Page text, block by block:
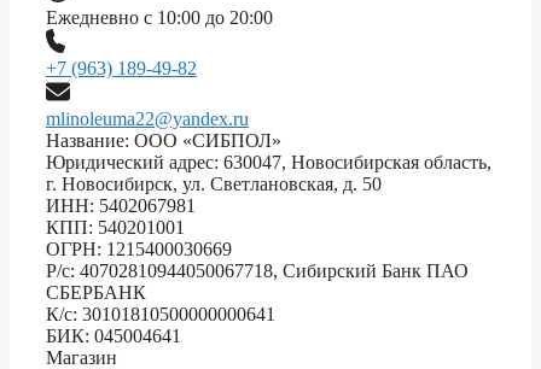
Ежедневно с 10:00 до 20:00
+7 (963) 189-49-82
mlinoleuma22@yandex.ru
Название: ООО «СИБПОЛ»
Юридический адрес: 630047, Новосибирская область,
г. Новосибирск, ул. Светлановская, д. 50
ИНН: 5402067981
КПП: 540201001
ОГРН: 1215400030669
Р/с: 40702810944050067718, Сибирский Банк ПАО
СБЕРБАНК
К/с: 30101810500000000641
БИК: 045004641
Магазин